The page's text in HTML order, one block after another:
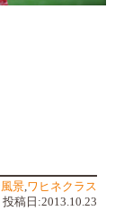
景,ワヒネクラス
投稿日:2013.10.23